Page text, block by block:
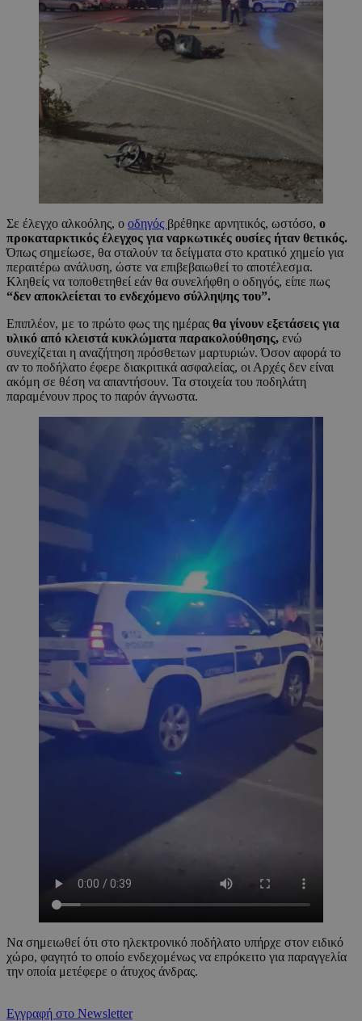
Σε έλεγχο αλκοόλης, ο οδηγός βρέθηκε αρνητικός, ωστόσο, ο
προκαταρκτικός έλεγχος για ναρκωτικές ουσίες ήταν θετικός.
Όπως σημείωσε, θα σταλούν τα δείγματα στο κρατικό χημείο για
περαιτέρω ανάλυση, ώστε να επιβεβαιωθεί το αποτέλεσμα.
Κληθείς να τοποθετηθεί εάν θα συνελήφθη ο οδηγός, είπε πως
“δεν αποκλείεται το ενδεχόμενο σύλληψης του”.
Επιπλέον, με το πρώτο φως της ημέρας θα γίνουν εξετάσεις για
υλικό από κλειστά κυκλώματα παρακολούθησης, ενώ
συνεχίζεται η αναζήτηση πρόσθετων μαρτυριών. Όσον αφορά το
αν το ποδήλατο έφερε διακριτικά ασφαλείας, οι Αρχές δεν είναι
ακόμη σε θέση να απαντήσουν. Τα στοιχεία του ποδηλάτη
παραμένουν προς το παρόν άγνωστα.
Να σημειωθεί ότι στο ηλεκτρονικό ποδήλατο υπήρχε στον ειδικό
χώρο, φαγητό το οποίο ενδεχομένως να επρόκειτο για παραγγελία
την οποία μετέφερε ο άτυχος άνδρας.
Εγγραφή στο Newsletter